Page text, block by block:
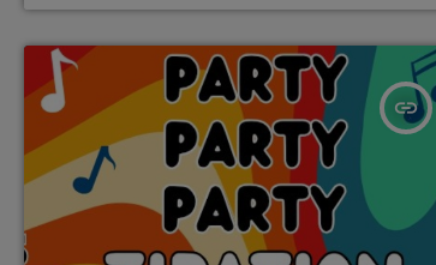
insert_link